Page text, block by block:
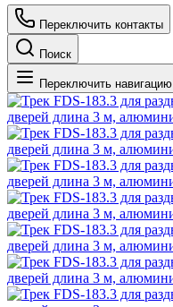
Переключить контакты
Поиск
Переключить навигацию